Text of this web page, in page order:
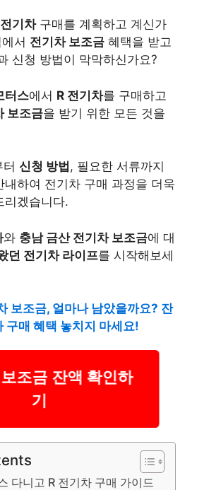
기차구매를 계획하고 계신가
서 전기차 보조금 혜택을 받고
신청 방법이 막막하신가요?
터스에서 R 전기차를 구매하고
보조금을 받기 위한 모든 것을
터 신청 방법 , 필요한 서류까지
내하여 전기차 구매 과정을 더욱
리겠습니다.
와 충남 금산 전기차 보조금에 대
던 전기차 라이프를 시작해보세
보조금, 얼마나 남았을까요? 잔
구매 혜택 놓치지 마세요!
조금 잔액 확인하
기
다니고 R 전기차 구매 가이드